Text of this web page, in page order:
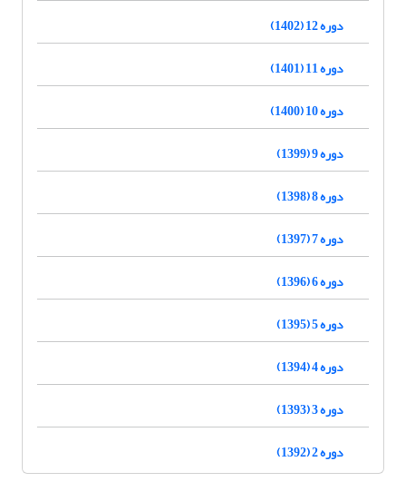
دوره 12 (1402)
دوره 11 (1401)
دوره 10 (1400)
دوره 9 (1399)
دوره 8 (1398)
دوره 7 (1397)
دوره 6 (1396)
دوره 5 (1395)
دوره 4 (1394)
دوره 3 (1393)
دوره 2 (1392)